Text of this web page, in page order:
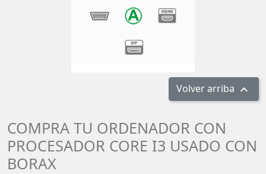
Volver arriba 
COMPRA TU ORDENADOR CON
PROCESADOR CORE I3 USADO CON
BORAX